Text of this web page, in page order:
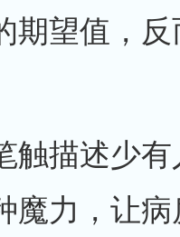
期望值，
触描述少
魔力，让